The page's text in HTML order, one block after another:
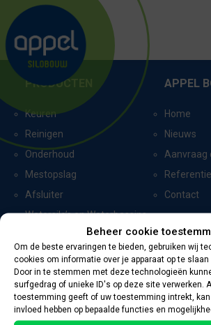
Beheer cookie
Om de beste ervaringen te bieden, gebruiken wij
cookies om informatie over je apparaat op te slaan
Door in te stemmen met deze technologieën
surfgedrag of unieke ID's op deze site verwerken.
toestemming geeft of uw toestemming intrekt,
invloed hebben op bepaalde functies en
PRODUCTEN
Keuren
Reinigen
Onderhoud
Mestopslag
Afsluiter
Watersilo’s en Waterbassins
APPEL
Home
Nieuws
Contact
CERTIFICERING
Oevers 11
8331 VC